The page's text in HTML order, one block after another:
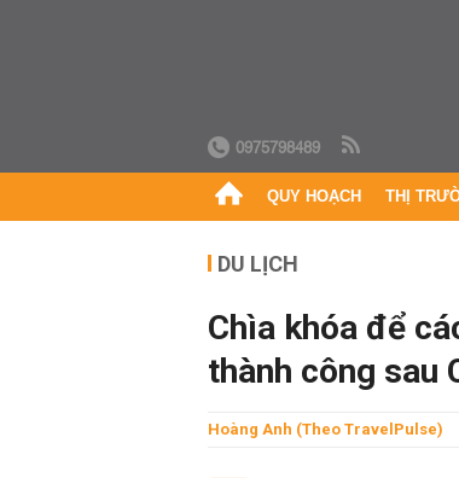
0975798489
QUY HOẠCH THỊ
DU LỊCH
Chìa khóa để
thành công sau
Hoàng Anh (theo TravelPulse)